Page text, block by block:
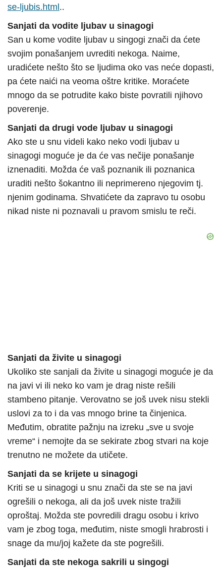
se-ljubis.html ..
Sanjati da vodite ljubav u sinagogi
San u kome vodite ljubav u singogi znači da ćete
svojim ponašanjem uvrediti nekoga. Naime,
uradićete nešto što se ljudima oko vas neće dopasti,
pa ćete naići na veoma oštre kritike. Moraćete
mnogo da se potrudite kako biste povratili njihovo
poverenje.
Sanjati da drugi vode ljubav u sinagogi
Ako ste u snu videli kako neko vodi ljubav u
sinagogi moguće je da će vas nečije ponašanje
iznenaditi. Možda će vaš poznanik ili poznanica
uraditi nešto šokantno ili neprimereno njegovim tj.
njenim godinama. Shvatićete da zapravo tu osobu
nikad niste ni poznavali u pravom smislu te reči.
Sanjati da živite u sinagogi
Ukoliko ste sanjali da živite u sinagogi moguće je da
na javi vi ili neko ko vam je drag niste rešili
stambeno pitanje. Verovatno se još uvek nisu stekli
uslovi za to i da vas mnogo brine ta činjenica.
Međutim, obratite pažnju na izreku „sve u svoje
vreme“ i nemojte da se sekirate zbog stvari na koje
trenutno ne možete da utičete.
Sanjati da se krijete u sinagogi
Kriti se u sinagogi u snu znači da ste se na javi
ogrešili o nekoga, ali da još uvek niste tražili
oproštaj. Možda ste povredili dragu osobu i krivo
vam je zbog toga, međutim, niste smogli hrabrosti i
snage da mu/joj kažete da ste pogrešili.
Sanjati da ste nekoga sakrili u singogi